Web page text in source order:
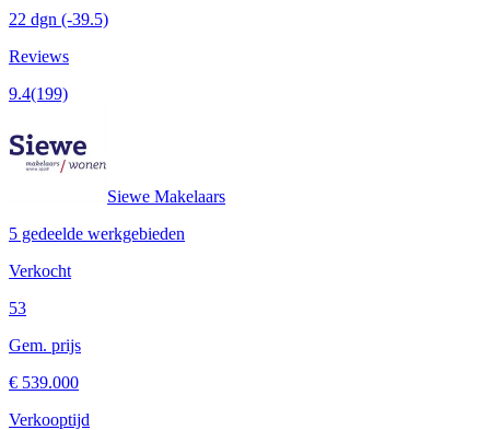
22 dgn (-39.5)
Reviews
9.4(199)
Siewe Makelaars
5 gedeelde werkgebieden
Verkocht
53
Gem. prijs
€ 539.000
Verkooptijd